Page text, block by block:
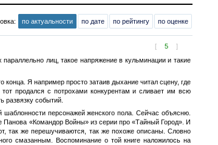
по актуальности по дате по рейтингу по оценке
[ 5 ]
лиц, такое напряжение в кульминации и такие
Я например просто затаив дыхание читал сцену, где
продался с потрохами конкурентам и сливает им всю
событий.
шаблонности персонажей женского пола. Сейчас объясню.
Панова «Командор Войны» из серии про «Тайный Город». И
так же перешучиваются, так же похоже описаны. Словно
смазанным. Воспоминание о той книге наложилось на